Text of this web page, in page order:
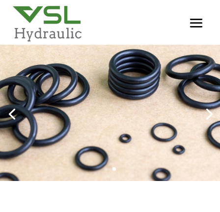
BIENVENIDO A VSL HYDRAULIC
EXPERTOS EN
CILINDROS
HIDRAULICOS
CONTÁCTENOS